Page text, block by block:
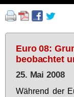
Euro 08:
beobachtet
25. Mai 2008
Wäh­rend der